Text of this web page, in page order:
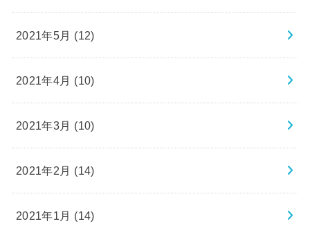
2021年5月 (12)
2021年4月 (10)
2021年3月 (10)
2021年2月 (14)
2021年1月 (14)